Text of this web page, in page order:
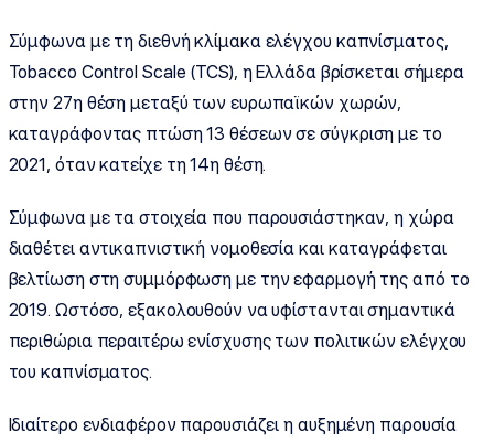
Σύμφωνα με τη διεθνή κλίμακα ελέγχου καπνίσματος,
Tobacco Control Scale (TCS), η Ελλάδα βρίσκεται σήμερα
στην 27η θέση μεταξύ των ευρωπαϊκών χωρών,
καταγράφοντας πτώση 13 θέσεων σε σύγκριση με το
2021, όταν κατείχε τη 14η θέση.
Σύμφωνα με τα στοιχεία που παρουσιάστηκαν, η χώρα
διαθέτει αντικαπνιστική νομοθεσία και καταγράφεται
βελτίωση στη συμμόρφωση με την εφαρμογή της από το
2019. Ωστόσο, εξακολουθούν να υφίστανται σημαντικά
περιθώρια περαιτέρω ενίσχυσης των πολιτικών ελέγχου
του καπνίσματος.
Ιδιαίτερο ενδιαφέρον παρουσιάζει η αυξημένη παρουσία